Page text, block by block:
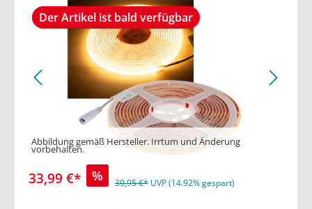
Der Artikel ist bald verfügbar
Abbildung gemäß Hersteller. Irrtum und Änderung
vorbehalten.
33,99 €* % 39,95 €* UVP (14.92% gespart)